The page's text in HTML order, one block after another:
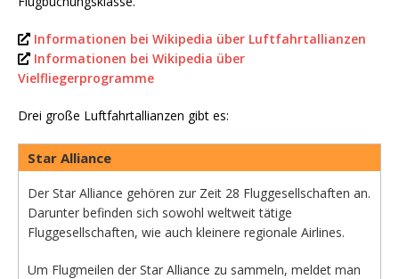
Informationen bei Wikipedia über Luftfahrtallianzen
Informationen bei Wikipedia über
Vielfliegerprogramme
Drei große Luftfahrtallianzen gibt es:
Star Alliance
Der Star Alliance gehören zur Zeit 28 Fluggesellschaften an.
Darunter befinden sich sowohl weltweit tätige
Fluggesellschaften, wie auch kleinere regionale Airlines.
Um Flugmeilen der Star Alliance zu sammeln, meldet man